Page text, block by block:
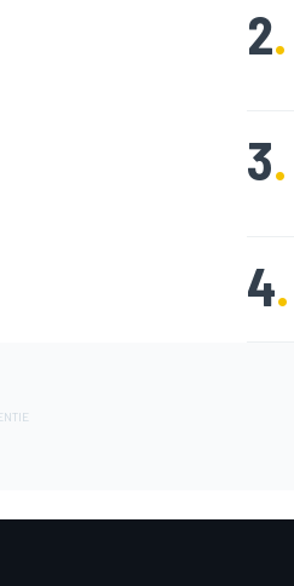
2.
3.
4.